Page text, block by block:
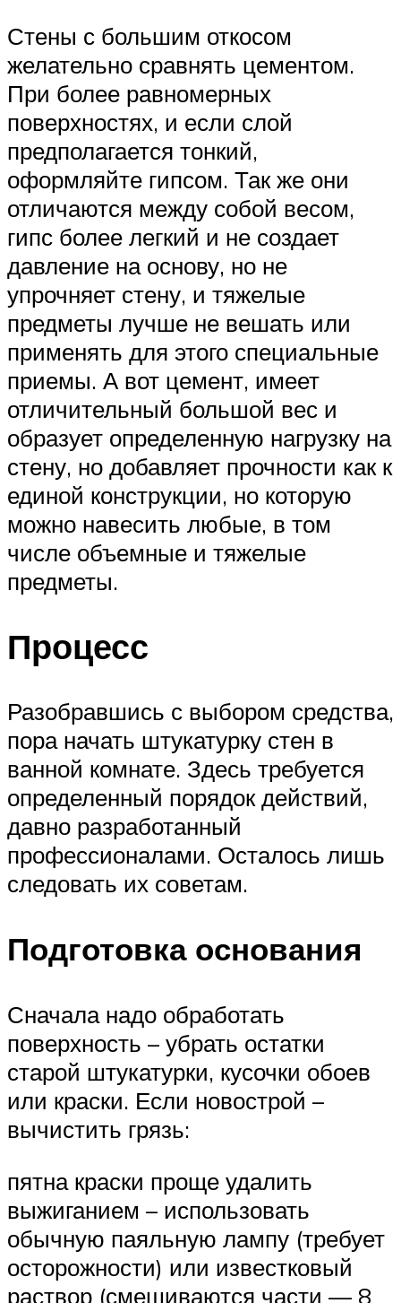
Стены с большим откосом
желательно сравнять цементом.
При более равномерных
поверхностях, и если слой
предполагается тонкий,
оформляйте гипсом. Так же они
отличаются между собой весом,
гипс более легкий и не создает
давление на основу, но не
упрочняет стену, и тяжелые
предметы лучше не вешать или
применять для этого специальные
приемы. А вот цемент, имеет
отличительный большой вес и
образует определенную нагрузку на
стену, но добавляет прочности как к
единой конструкции, но которую
можно навесить любые, в том
числе объемные и тяжелые
предметы.
Процесс
Разобравшись с выбором средства,
пора начать штукатурку стен в
ванной комнате. Здесь требуется
определенный порядок действий,
давно разработанный
профессионалами. Осталось лишь
следовать их советам.
Подготовка основания
Сначала надо обработать
поверхность – убрать остатки
старой штукатурки, кусочки обоев
или краски. Если новострой –
вычистить грязь:
пятна краски проще удалить
выжиганием – использовать
обычную паяльную лампу (требует
осторожности) или известковый
раствор (смешиваются части — 8